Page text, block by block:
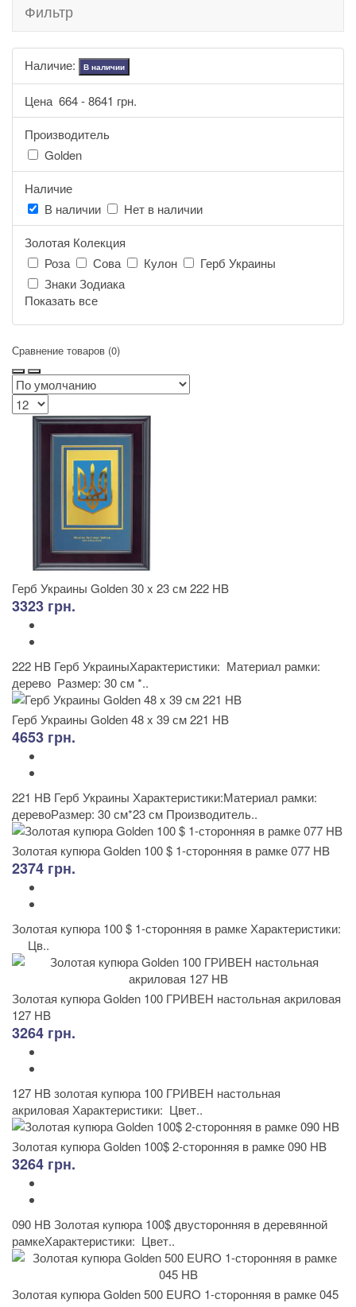
Фильтр
Наличие: В наличии
Цена 664-8641 грн.
Производитель
Golden
Наличие
В наличии
Нет в наличии
Золотая Колекция
Роза
Сова Кулон
Герб Украины
Знаки Зодиака
Показать все
Сравнение товаров (0)
Герб Украины Golden 30 x 23 см 222 HB
3323 грн.
222 HB Герб УкраиныХарактеристики: Материал рамки:
дерево Размер: 30 см *..
Герб Украины Golden 48 x 39 см 221 HB
4653 грн.
221 HB Герб Украины Характеристики:Материал рамки:
деревоРазмер: 30 см*23 см Производитель..
Золотая купюра Golden 100 $ 1-сторонняя в рамке 077 HB
2374 грн.
Золотая купюра 100 $ 1-сторонняя в рамке Характеристики:
Цв..
Золотая купюра Golden 100 ГРИВЕН настольная акриловая
127 HB
3264 грн.
127 HB золотая купюра 100 ГРИВЕН настольная
акриловая Характеристики: Цвет..
Золотая купюра Golden 100$ 2-сторонняя в рамке 090 HB
3264 грн.
090 HB Золотая купюра 100$ двусторонняя в деревянной
рамкеХарактеристики: Цвет..
Золотая купюра Golden 500 EURO 1-сторонняя в рамке 045